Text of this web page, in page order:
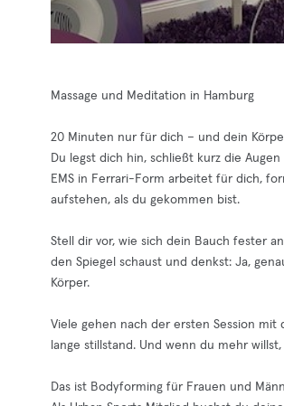
Massage und Meditation in Hamburg
20 Minuten nur für dich – und dein
Du legst dich hin, schließt kurz die
EMS in Ferrari-Form arbeitet für dich,
aufstehen, als du gekommen bist.
Stell dir vor, wie sich dein Bauch fester
den Spiegel schaust und denkst: Ja,
Körper.
Viele gehen nach der ersten Session mit
lange stillstand. Und wenn du mehr
Das ist Bodyforming für Frauen und